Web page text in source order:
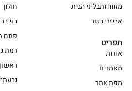
חולון
בני
פתח
רמת
מזווה ותבליני הבית
אביזרי בשר
תפריט
אודות
מאמרים
מפת אתר